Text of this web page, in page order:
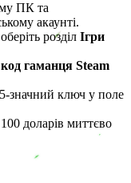
ПК та
акаунті.
розділ Ігри
гаманця Steam
значний ключ у поле
доларів миттєво